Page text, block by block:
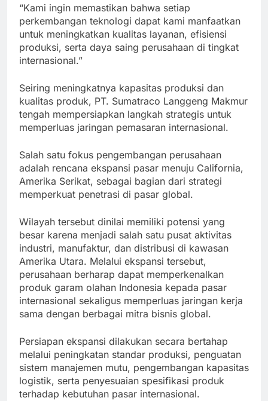
“Kami ingin memastikan bahwa setiap
perkembangan teknologi dapat kami manfaatkan
untuk meningkatkan kualitas layanan, efisiensi
produksi, serta daya saing perusahaan di tingkat
internasional.”
Seiring meningkatnya kapasitas produksi dan
kualitas produk, PT. Sumatraco Langgeng Makmur
tengah mempersiapkan langkah strategis untuk
memperluas jaringan pemasaran internasional.
Salah satu fokus pengembangan perusahaan
adalah rencana ekspansi pasar menuju California,
Amerika Serikat, sebagai bagian dari strategi
memperkuat penetrasi di pasar global.
Wilayah tersebut dinilai memiliki potensi yang
besar karena menjadi salah satu pusat aktivitas
industri, manufaktur, dan distribusi di kawasan
Amerika Utara. Melalui ekspansi tersebut,
perusahaan berharap dapat memperkenalkan
produk garam olahan Indonesia kepada pasar
internasional sekaligus memperluas jaringan kerja
sama dengan berbagai mitra bisnis global.
Persiapan ekspansi dilakukan secara bertahap
melalui peningkatan standar produksi, penguatan
sistem manajemen mutu, pengembangan kapasitas
logistik, serta penyesuaian spesifikasi produk
terhadap kebutuhan pasar internasional.